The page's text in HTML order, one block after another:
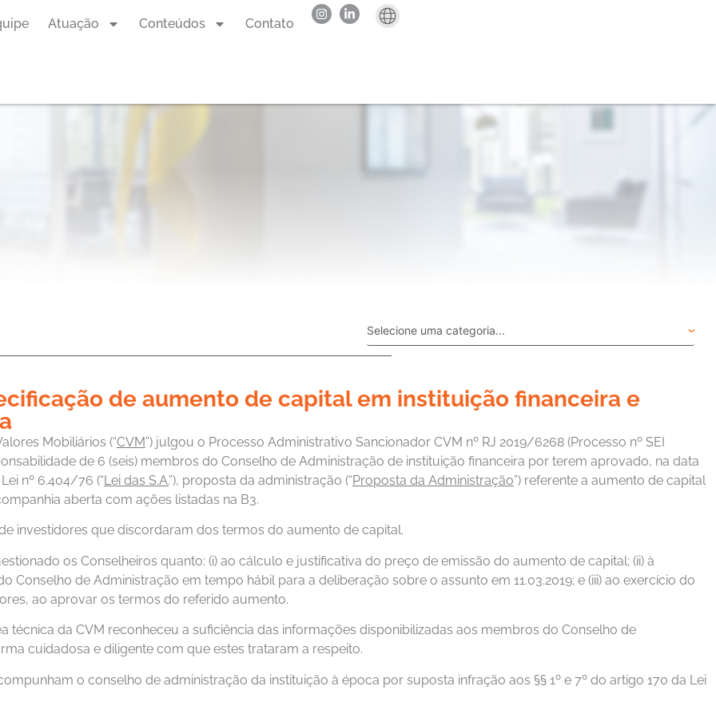
Atuação Conteúdos Contato
de aumento de capital em instituição financeira e
Mobiliários (“CVM”) julgou o Processo Administrativo Sancionador CVM nº RJ 2019/6268 (Processo nº SEI
de 6 (seis) membros do Conselho de Administração de instituição financeira por terem aprovado, na data
nº 6.404/76 (“Lei das S.A.”), proposta da administração (“Proposta da Administração”) referente a aumento de capital
aberta com ações listadas na B3.
investidores que discordaram dos termos do aumento de capital.
os Conselheiros quanto: (i) ao cálculo e justificativa do preço de emissão do aumento de capital; (ii) à
de Administração em tempo hábil para a deliberação sobre o assunto em 11.03.2019; e (iii) ao exercício do
ao aprovar os termos do referido aumento.
técnica da CVM reconheceu a suficiência das informações disponibilizadas aos membros do Conselho de
cuidadosa e diligente com que estes trataram a respeito.
o conselho de administração da instituição à época por suposta infração aos §§ 1º e 7º do artigo 170 da Lei